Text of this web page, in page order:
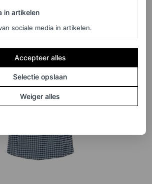
artikelen
in artikelen
sociale media in artikelen.
Accepteer alles
Selectie opslaan
Weiger alles